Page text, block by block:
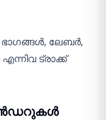
ലേബർ,
ട്രാക്ക്